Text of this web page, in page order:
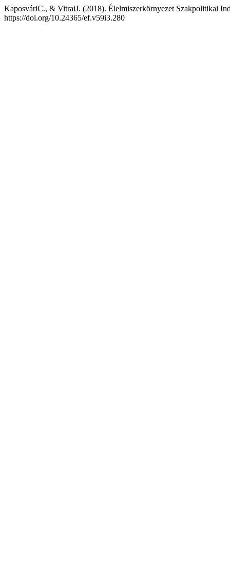
KaposváriC., & VitraiJ. (2018). Élelmiszerkörnyezet Szakpolitikai
https://doi.org/10.24365/ef.v59i3.280